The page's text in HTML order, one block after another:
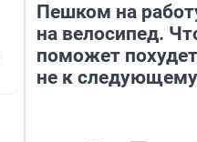
Пешком на
на велосипед.
поможет
не к следующему